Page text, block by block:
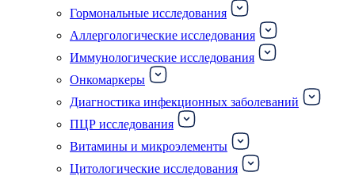
Гормональные исследования
Аллергологические исследования
Иммунологические исследования
Онкомаркеры
Диагностика инфекционных заболеваний
ПЦР исследования
Витамины и микроэлементы
Цитологические исследования